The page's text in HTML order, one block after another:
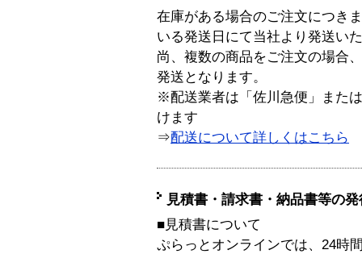
在庫がある場合のご注文につき
いる発送日にて当社より発送い
尚、複数の商品をご注文の場合
発送となります。
※配送業者は「佐川急便」また
けます
⇒配送について詳しくはこちら
見積書・請求書・納品書等の
■見積書について
ぷらっとオンラインでは、24時